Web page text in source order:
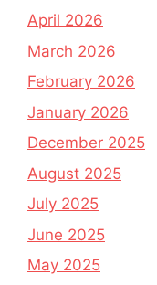
April 2026
March 2026
February 2026
January 2026
December 2025
August 2025
July 2025
June 2025
May 2025